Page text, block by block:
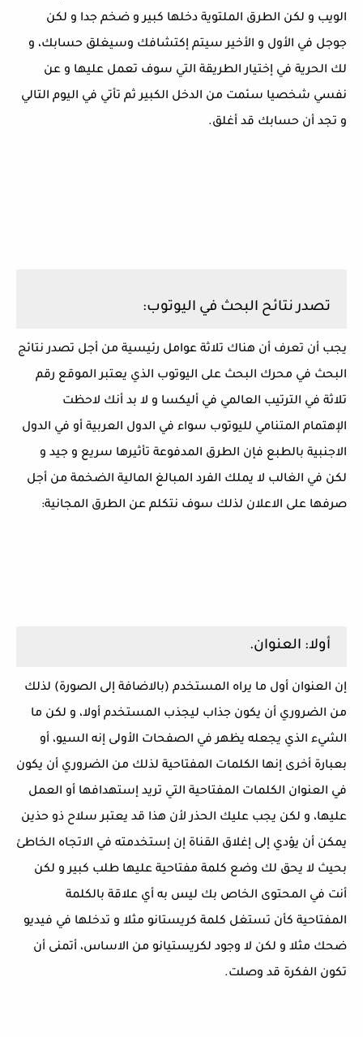
الويب و لكن الطرق الملتوية دخلها كبير و ضخم جدا و لكن
جوجل في الأول و الأخير سيتم إكتشافك وسيغلق حسابك، و
لك الحرية في إختيار الطريقة التي سوف تعمل عليها و عن
نفسي شخصيا سئمت من الدخل الكبير ثم تأتي في اليوم التالي
و تجد أن حسابك قد أغلق.
تصدر نتائح البحث في اليوتوب:
يجب أن تعرف أن هناك تلاثة عوامل رئيسية من أجل تصدر نتائج
البحث في محرك البحث على اليوتوب الذي يعتبر الموقع رقم
تلاثة في الترتيب العالمي في أليكسا و لا بد أنك لاحظت
الإهتمام المتنامي لليوتوب سواء في الدول العربية أو في الدول
الاجنبية بالطبع فإن الطرق المدفوعة تأثيرها سريع و جيد و
لكن في الغالب لا يملك الفرد المبالغ المالية الضخمة من أجل
صرفها على الاعلان لذلك سوف نتكلم عن الطرق المجانية:
أولا: العنوان.
إن العنوان أول ما يراه المستخدم (بالاضافة إلى الصورة) لذلك
من الضروري أن يكون جذاب ليجذب المستخدم أولا، و لكن ما
الشيء الذي يجعله يظهر في الصفحات الأولى إنه السيو، أو
بعبارة أخرى إنها الكلمات المفتاحية لذلك من الضروري أن يكون
في العنوان الكلمات المفتاحية التي تريد إستهدافها أو العمل
عليها، و لكن يجب عليك الحذر لأن هذا قد يعتبر سلاح ذو حذين
يمكن أن يؤدي إلى إغلاق القناة إن إستخدمته في الاتجاه الخاطئ
بحيث لا يحق لك وضع كلمة مفتاحية عليها طلب كبير و لكن
أنت في المحتوى الخاص بك ليس به أي علاقة بالكلمة
المفتاحية كأن تستغل كلمة كريستانو مثلا و تدخلها في فيديو
ضحك مثلا و لكن لا وجود لكريستيانو من الاساس، أتمنى أن
تكون الفكرة قد وصلت.